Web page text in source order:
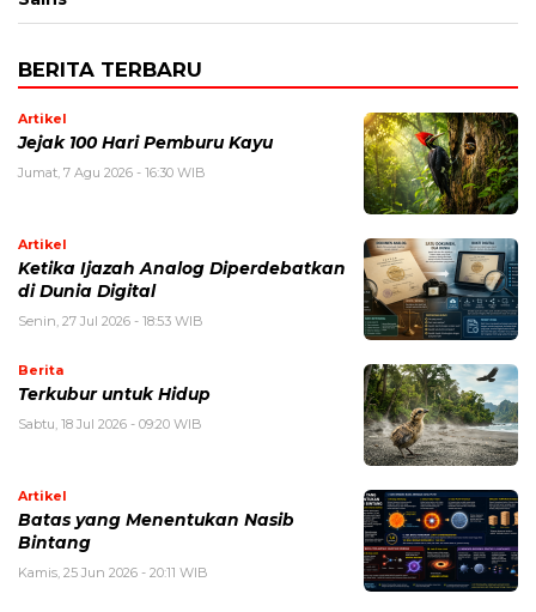
BERITA TERBARU
Artikel
Jejak 100 Hari Pemburu Kayu
Jumat, 7 Agu 2026 - 16:30 WIB
Artikel
Ketika Ijazah Analog Diperdebatkan
di Dunia Digital
Senin, 27 Jul 2026 - 18:53 WIB
Berita
Terkubur untuk Hidup
Sabtu, 18 Jul 2026 - 09:20 WIB
Artikel
Batas yang Menentukan Nasib
Bintang
Kamis, 25 Jun 2026 - 20:11 WIB